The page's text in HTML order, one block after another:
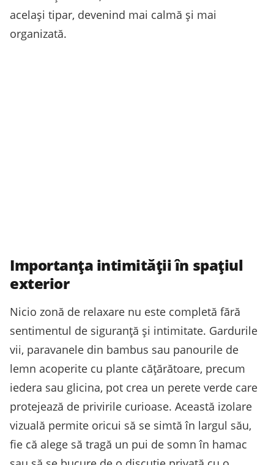
același tipar, devenind mai calmă și mai
organizată.
Importanța intimității în spațiul
exterior
Nicio zonă de relaxare nu este completă fără
sentimentul de siguranță și intimitate. Gardurile
vii, paravanele din bambus sau panourile de
lemn acoperite cu plante cățărătoare, precum
iedera sau glicina, pot crea un perete verde care
protejează de privirile curioase. Această izolare
vizuală permite oricui să se simtă în largul său,
fie că alege să tragă un pui de somn în hamac